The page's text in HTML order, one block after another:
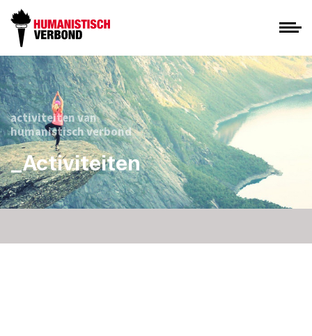
activiteiten van
humanistisch verbond
_Activiteiten